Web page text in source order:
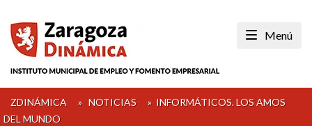
content
Menú
ZDINÁMICA » NOTICIAS » INFORMÁTICOS. LOS AMOS
DEL MUNDO